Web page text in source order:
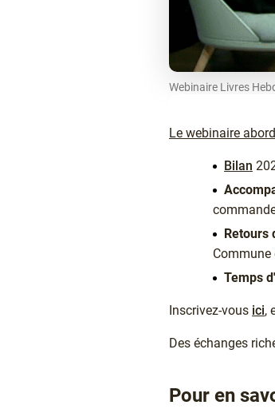
Webinaire Livres
Texte
Le webinaire
Bilan
Retours
Temps
Inscrivez-vous ici,
Des échanges
Pour en